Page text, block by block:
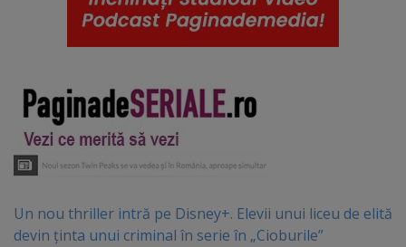
Un nou thriller intră pe Disney+. Elevii unui liceu de elită
devin ținta unui criminal în serie în „Cioburile”